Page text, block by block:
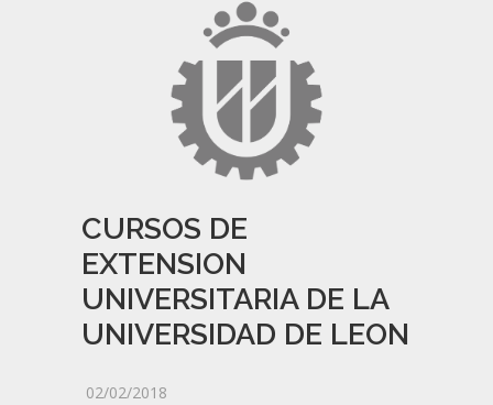
CURSOS DE
EXTENSION
UNIVERSITARIA DE LA
UNIVERSIDAD DE LEON
02/02/2018